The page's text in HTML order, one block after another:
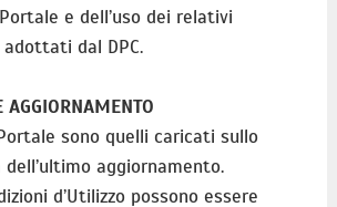
e dell’uso dei relativi
dal DPC.
AGGIORNAMENTO
sono quelli caricati sullo
aggiornamento.
d’Utilizzo possono essere